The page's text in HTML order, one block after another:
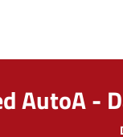
AutoA -